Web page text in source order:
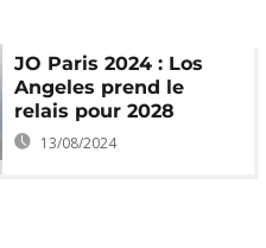
JO Paris 2024 : Los
Angeles prend le
relais pour 2028
13/08/2024